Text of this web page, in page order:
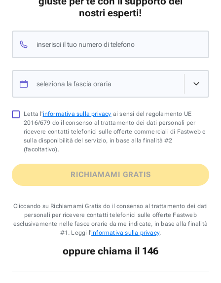
nostri esperti!
inserisci il tuo numero di telefono
seleziona la fascia oraria
Letta l'informativa sulla privacy ai sensi del regolamento UE
2016/679 do il consenso al trattamento dei dati personali per
ricevere contatti telefonici sulle offerte commerciali di Fastweb e
sulla disponibilità del servizio, in base alla finalità #2
(facoltativo).
RICHIAMAMI GRATIS
Cliccando su Richiamami Gratis do il consenso al trattamento dei dati
personali per ricevere contatti telefonici sulle offerte Fastweb
esclusivamente nelle fasce orarie da me indicate, in base alla finalità
#1. Leggi l'informativa sulla privacy.
oppure chiama il 146